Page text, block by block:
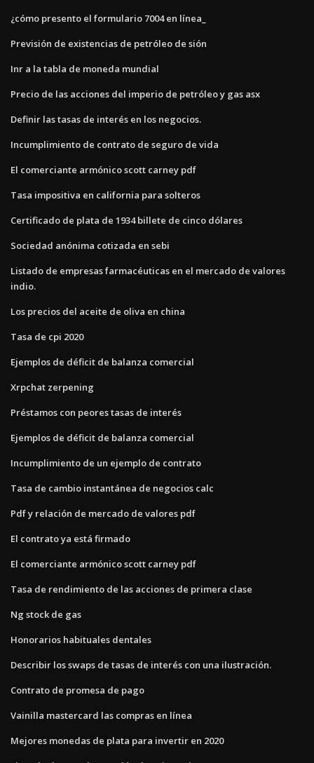
¿cómo presento el formulario 7004 en línea_
Previsión de existencias de petróleo de sión
Inr a la tabla de moneda mundial
Precio de las acciones del imperio de petróleo y gas asx
Definir las tasas de interés en los negocios.
Incumplimiento de contrato de seguro de vida
El comerciante armónico scott carney pdf
Tasa impositiva en california para solteros
Certificado de plata de 1934 billete de cinco dólares
Sociedad anónima cotizada en sebi
Listado de empresas farmacéuticas en el mercado de valores
indio.
Los precios del aceite de oliva en china
Tasa de cpi 2020
Ejemplos de déficit de balanza comercial
Xrpchat zerpening
Préstamos con peores tasas de interés
Ejemplos de déficit de balanza comercial
Incumplimiento de un ejemplo de contrato
Tasa de cambio instantánea de negocios calc
Pdf y relación de mercado de valores pdf
El contrato ya está firmado
El comerciante armónico scott carney pdf
Tasa de rendimiento de las acciones de primera clase
Ng stock de gas
Honorarios habituales dentales
Describir los swaps de tasas de interés con una ilustración.
Contrato de promesa de pago
Vainilla mastercard las compras en línea
Mejores monedas de plata para invertir en 2020